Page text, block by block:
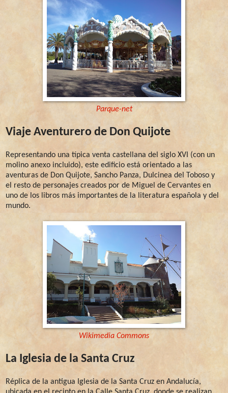
Parque-net
Viaje Aventurero de Don Quijote
Representando una típica venta castellana del siglo XVI (con un
molino anexo incluido), este edificio está orientado a las
aventuras de Don Quijote, Sancho Panza, Dulcinea del Toboso y
el resto de personajes creados por de Miguel de Cervantes en
uno de los libros más importantes de la literatura española y del
mundo.
Wikimedia Commons
La Iglesia de la Santa Cruz
Réplica de la antigua Iglesia de la Santa Cruz en Andalucía,